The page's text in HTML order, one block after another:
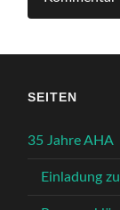
SEITEN
35 Jahre AHA
Einladung